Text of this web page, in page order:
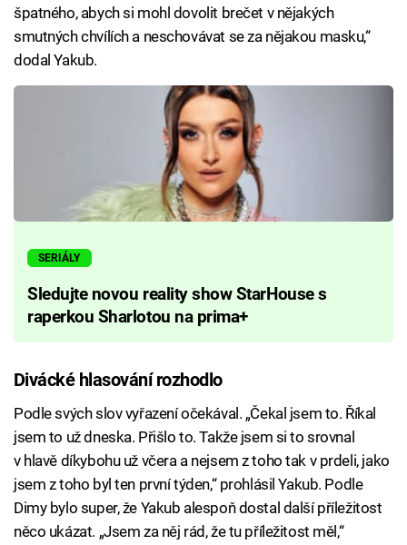
špatného, abych si mohl dovolit brečet v nějakých
smutných chvílích a neschovávat se za nějakou masku,“
dodal Yakub.
SERIÁLY
Sledujte novou reality show StarHouse s
raperkou Sharlotou na prima+
Divácké hlasování rozhodlo
Podle svých slov vyřazení očekával. „Čekal jsem to. Říkal
jsem to už dneska. Přišlo to. Takže jsem si to srovnal
v hlavě díkybohu už včera a nejsem z toho tak v prdeli, jako
jsem z toho byl ten první týden,“ prohlásil Yakub. Podle
Dimy bylo super, že Yakub alespoň dostal další příležitost
něco ukázat. „Jsem za něj rád, že tu příležitost měl,“